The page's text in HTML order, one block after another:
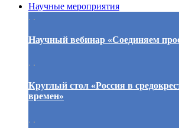
Научные мероприятия
. .
Научный вебинар «Соединяем
. .
Круглый стол «Россия в
времен»
. .